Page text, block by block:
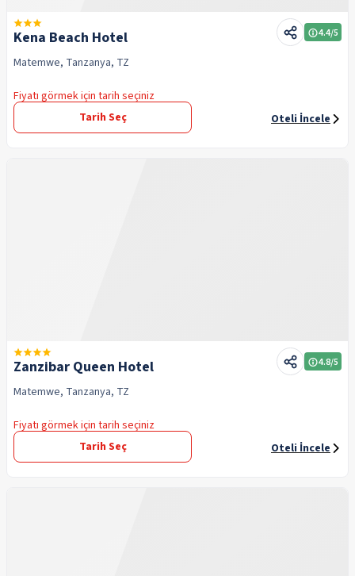
Kena Beach Hotel 4.4/5
Matemwe, Tanzanya, TZ
Fiyatı görmek için tarih seçiniz
Tarih Seç
Oteli İncele
Zanzibar Queen Hotel 4.8/5
Matemwe, Tanzanya, TZ
Fiyatı görmek için tarih seçiniz
Tarih Seç
Oteli İncele